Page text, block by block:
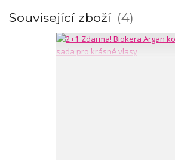
Související zboží 4